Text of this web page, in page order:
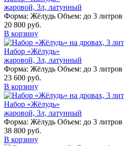
жаровой, 3л, латунный
Форма: Жёлудь Объем: до 3 литров
20 800 руб.
В корзину
Набор «Жёлудь»
жаровой, 3л, латунный
Форма: Жёлудь Объем: до 3 литров
23 600 руб.
В корзину
Набор «Жёлудь»
жаровой, 3л, латунный
Форма: Жёлудь Объем: до 3 литров
38 800 руб.
В корзину